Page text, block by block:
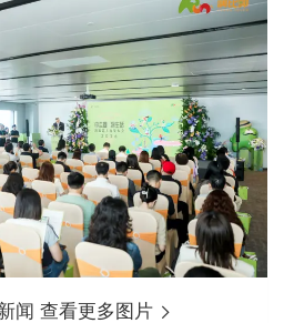
闻 查看更多图片